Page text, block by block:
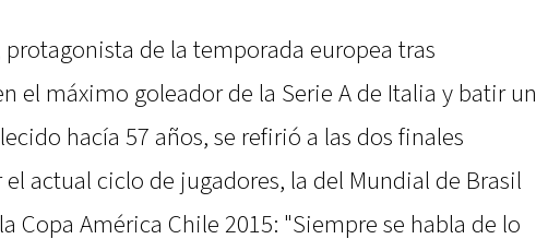
protagonista de la temporada europea tras
el máximo goleador de la Serie A de Italia y batir un
hacía 57 años, se refirió a las dos finales
actual ciclo de jugadores, la del Mundial de Brasil
Copa América Chile 2015: "Siempre se habla de lo